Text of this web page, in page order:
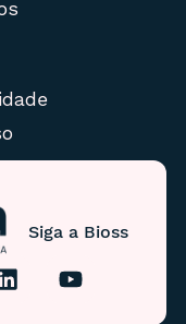
Siga a Bioss